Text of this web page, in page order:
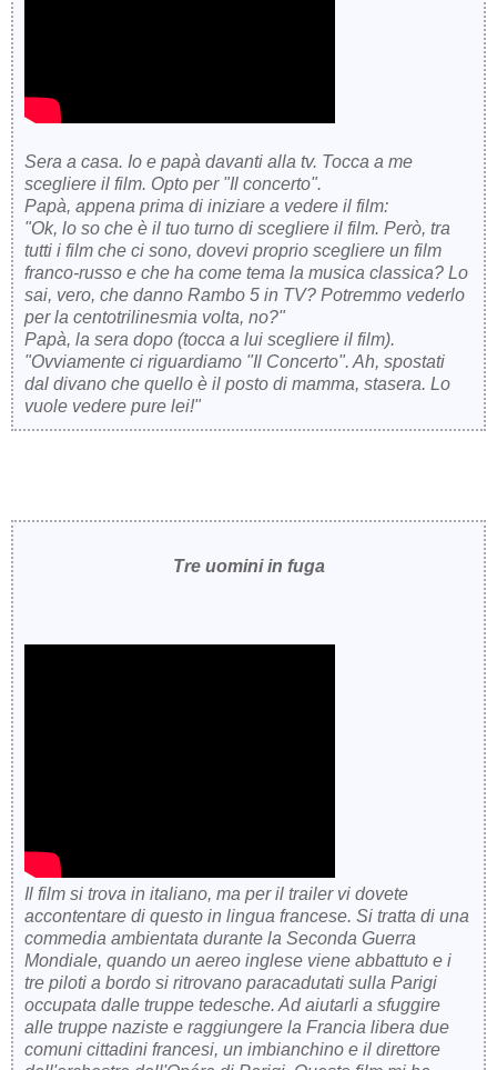
Sera a casa. Io e papà davanti alla tv. Tocca a me
scegliere il film. Opto per "Il concerto".
Papà, appena prima di iniziare a vedere il film:
"Ok, lo so che è il tuo turno di scegliere il film. Però, tra
tutti i film che ci sono, dovevi proprio scegliere un film
franco-russo e che ha come tema la musica classica? Lo
sai, vero, che danno Rambo 5 in TV? Potremmo vederlo
per la centotrilinesmia volta, no?"
Papà, la sera dopo (tocca a lui scegliere il film).
"Ovviamente ci riguardiamo "Il Concerto". Ah, spostati
dal divano che quello è il posto di mamma, stasera. Lo
vuole vedere pure lei!"
Tre uomini in fuga
Il film si trova in italiano, ma per il trailer vi dovete
accontentare di questo in lingua francese. Si tratta di una
commedia ambientata durante la Seconda Guerra
Mondiale, quando un aereo inglese viene abbattuto e i
tre piloti a bordo si ritrovano paracadutati sulla Parigi
occupata dalle truppe tedesche. Ad aiutarli a sfuggire
alle truppe naziste e raggiungere la Francia libera due
comuni cittadini francesi, un imbianchino e il direttore